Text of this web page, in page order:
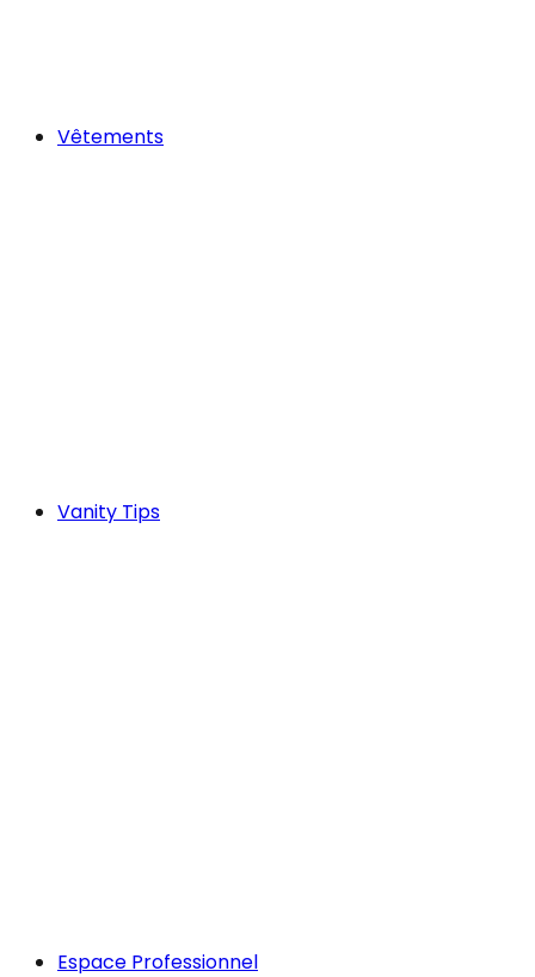
Vêtements
Vanity Tips
Espace Professionnel